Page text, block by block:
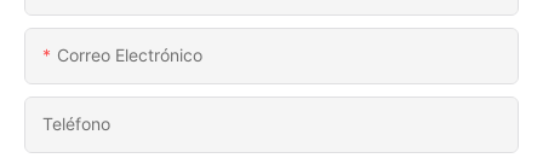
Correo Electrónico
Teléfono